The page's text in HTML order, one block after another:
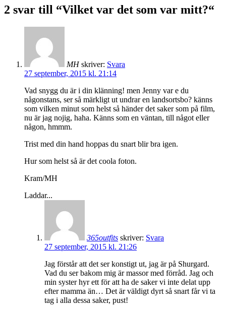
2 svar till “Vilket var det som var mitt?“
MH skriver: Svara
27 september, 2015 kl. 21:14
Vad snygg du är i din klänning! men Jenny var e du
någonstans, ser så märkligt ut undrar en landsortsbo? känns
som vilken minut som helst så händer det saker som på film,
nu är jag nojig, haha. Känns som en väntan, till något eller
någon, hmmm.
Trist med din hand hoppas du snart blir bra igen.
Hur som helst så är det coola foton.
Kram/MH
Laddar...
365outfits skriver: Svara
27 september, 2015 kl. 21:26
Jag förstår att det ser konstigt ut, jag är på Shurgard.
Vad du ser bakom mig är massor med förråd. Jag och
min syster hyr ett för att ha de saker vi inte delat upp
efter mamma än… Det är väldigt dyrt så snart får vi ta
tag i alla dessa saker, pust!